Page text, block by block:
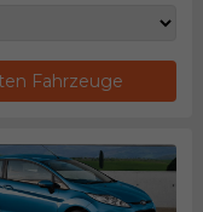
Fahrzeuge